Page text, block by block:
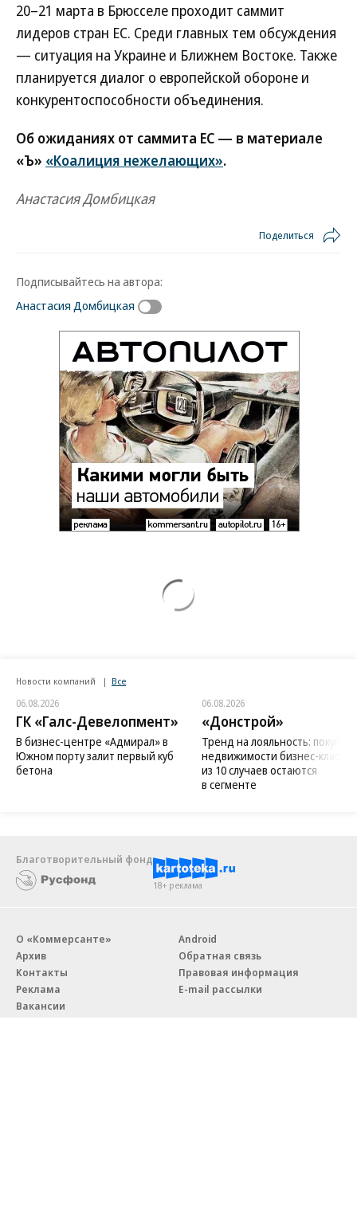
20–21 марта в Брюсселе проходит саммит
лидеров стран ЕС. Среди главных тем обсуждения
— ситуация на Украине и Ближнем Востоке. Также
планируется диалог о европейской обороне и
конкурентоспособности объединения.
Об ожиданиях от саммита ЕС — в материале
«Ъ» «Коалиция нежелающих».
Анастасия Домбицкая
Поделиться
Подписывайтесь на автора:
Анастасия Домбицкая
Новости компаний Все
06.08.2026
ГК «Галс-Девелопмент»
В бизнес-центре «Адмирал» в
Южном порту залит первый куб
бетона
06.08.2026
«Донстрой»
Тренд на лояльность:
недвижимости бизнес-класса
из 10 случаев остаются
в сегменте
Благотворительный фонд
18+ реклама
О «Коммерсанте»
Архив
Контакты
Реклама
Вакансии
Android
Обратная связь
Правовая информация
E-mail рассылки